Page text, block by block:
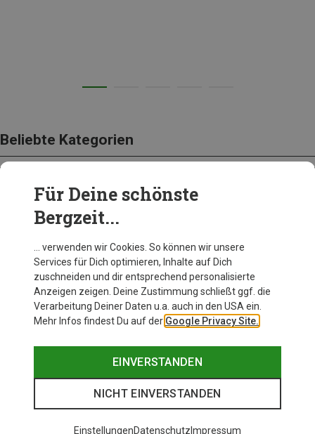
Beliebte Kategorien
BEKLEIDUNG
Für Deine schönste
Bergzeit...
… verwenden wir Cookies. So können wir unsere
Services für Dich optimieren, Inhalte auf Dich
zuschneiden und dir entsprechend personalisierte
Anzeigen zeigen. Deine Zustimmung schließt ggf. die
Verarbeitung Deiner Daten u.a. auch in den USA ein.
Mehr Infos findest Du auf der Google Privacy Site.
EINVERSTANDEN
NICHT EINVERSTANDEN
EinstellungenDatenschutz Impressum